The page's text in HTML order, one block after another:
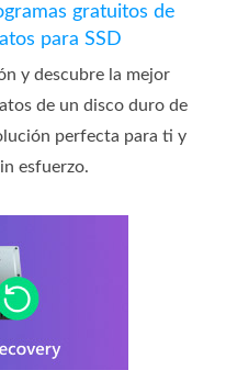
gratuitos de
para SSD
y descubre la mejor
de un disco duro de
perfecta para ti y
esfuerzo.